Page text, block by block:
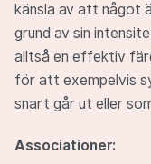
känsla av att något
grund av sin
alltså en effektiv
för att exempelvis
snart går ut eller
Associationer: